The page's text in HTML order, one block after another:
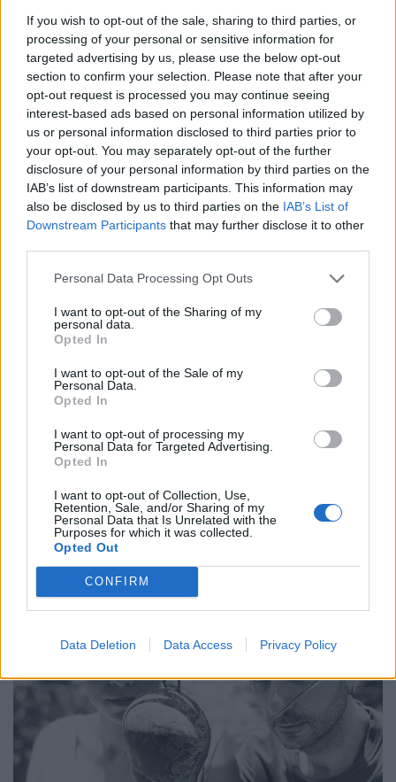
If you wish to opt-out of the sale, sharing to third parties, or
processing of your personal or sensitive information for
targeted advertising by us, please use the below opt-out
section to confirm your selection. Please note that after your
opt-out request is processed you may continue seeing
interest-based ads based on personal information utilized by
us or personal information disclosed to third parties prior to
your opt-out. You may separately opt-out of the further
disclosure of your personal information by third parties on the
IAB’s list of downstream participants. This information may
also be disclosed by us to third parties on the IAB’s List of
Downstream Participants that may further disclose it to other
Personal Data Processing Opt Outs
I want to opt-out of the Sharing of my
personal data.
Opted In
I want to opt-out of the Sale of my
Personal Data.
Opted In
I want to opt-out of processing my
Personal Data for Targeted Advertising.
Opted In
I want to opt-out of Collection, Use,
Retention, Sale, and/or Sharing of my
Personal Data that Is Unrelated with the
Purposes for which it was collected.
Opted Out
CONFIRM
Data Deletion Data Access Privacy Policy
Δημοσιεύθηκε σεΣυναυλίες | Tagged Δήμητρα Γαλάνη ,Θοδωρής
Γκόνης
Σωκράτης Μάλαμας Φώτης Σιώτας
Πολιτισμός
Η «Κουρά» της Γλυκερίας Μπασδέκη στην Θεσπρωτία
Ο Θοδωρής Γκόνης σκηνοθετεί την
«Κουρά», μια σκληρή και τρυφερή
τελετουργία σ’ έναν διαλυμένο κόσμο που
αντιστέκεται στη φυσική καταστροφή του.
10.07.2023